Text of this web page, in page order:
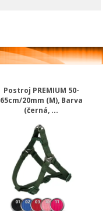
Postroj PREMIUM 50-
65cm/20mm (M), Barva
(černá, ...